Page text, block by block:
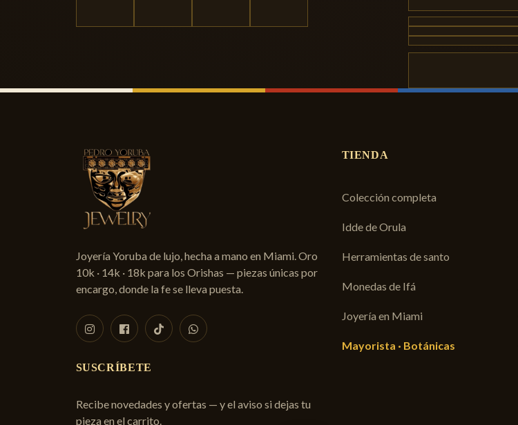
Joyería Yoruba de lujo, hecha a mano en Miami. Oro
10k · 14k · 18k para los Orishas — piezas únicas por
encargo, donde la fe se lleva puesta.
SUSCRÍBETE
Recibe novedades y ofertas — y el aviso si dejas tu
pieza en el carrito.
TIENDA
Colección completa
Idde de Orula
Herramientas de santo
Monedas de Ifá
Joyería en Miami
Mayorista · Botánicas